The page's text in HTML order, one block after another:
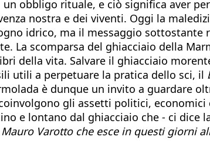
obbligo rituale, e ciò significa aver
nostra e dei viventi. Oggi la
idrico, ma il messaggio sottostante
La scomparsa del ghiacciaio della
della vita. Salvare il ghiacciaio
utili a perpetuare la pratica dello sci, il
è dunque un invito a guardare
gli assetti politici,
e lontano dal ghiacciaio che - ci dice
Varotto che esce in questi giorni